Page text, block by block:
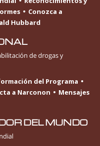
Conozca a
Hubbard
de drogas y
del Programa
a Narconon
Mensajes
DEL MUNDO